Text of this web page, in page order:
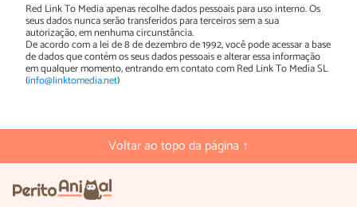
Red Link To Media apenas recolhe dados pessoais para uso interno. Os
seus dados nunca serão transferidos para terceiros sem a sua
autorização, em nenhuma circunstância.
De acordo com a lei de 8 de dezembro de 1992, você pode acessar a base
de dados que contém os seus dados pessoais e alterar essa informação
em qualquer momento, entrando em contato com Red Link To Media SL
(info@linktomedia.net)
Voltar ao topo da página ↑